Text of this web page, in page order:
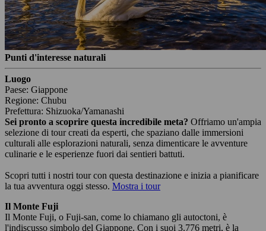
Punti d'interesse naturali
Luogo
Paese: Giappone
Regione: Chubu
Prefettura: Shizuoka/Yamanashi
Sei pronto a scoprire questa incredibile meta? Offriamo un'ampia
selezione di tour creati da esperti, che spaziano dalle immersioni
culturali alle esplorazioni naturali, senza dimenticare le avventure
culinarie e le esperienze fuori dai sentieri battuti.
Scopri tutti i nostri tour con questa destinazione e inizia a pianificare
la tua avventura oggi stesso. Mostra i tour
Il Monte Fuji
Il Monte Fuji, o Fuji-san, come lo chiamano gli autoctoni, è
l'indiscusso simbolo del Giappone. Con i suoi 3.776 metri, è la